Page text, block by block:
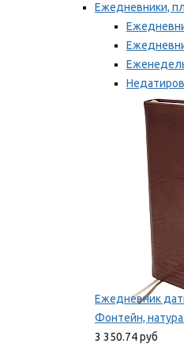
Ежедневники,
Планинги
Мы рекомендуем
Ежедневник
Фонтейн,
3 350.74 руб